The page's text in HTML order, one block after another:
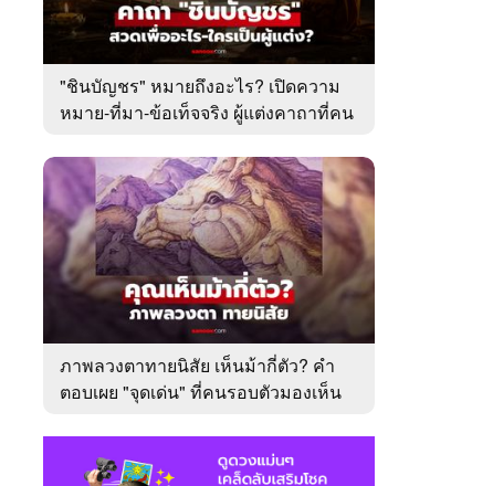
"ชินบัญชร" หมายถึงอะไร? เปิดความ
หมาย-ที่มา-ข้อเท็จจริง ผู้แต่งคาถาที่คน
ภาพลวงตาทายนิสัย เห็นม้ากี่ตัว? คำ
ตอบเผย "จุดเด่น" ที่คนรอบตัวมองเห็น